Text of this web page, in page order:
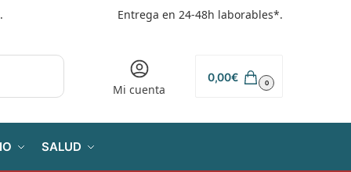
Entrega en 24-48h laborables*.
Mi cuenta
0,00€ 0
SALUD